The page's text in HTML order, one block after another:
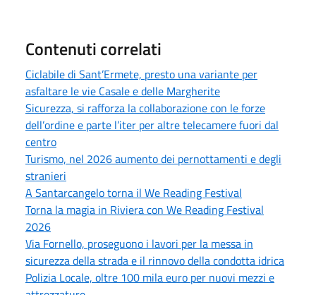
Contenuti correlati
Ciclabile di Sant’Ermete, presto una variante per
asfaltare le vie Casale e delle Margherite
Sicurezza, si rafforza la collaborazione con le forze
dell’ordine e parte l’iter per altre telecamere fuori dal
centro
Turismo, nel 2026 aumento dei pernottamenti e degli
stranieri
A Santarcangelo torna il We Reading Festival
Torna la magia in Riviera con We Reading Festival
2026
Via Fornello, proseguono i lavori per la messa in
sicurezza della strada e il rinnovo della condotta idrica
Polizia Locale, oltre 100 mila euro per nuovi mezzi e